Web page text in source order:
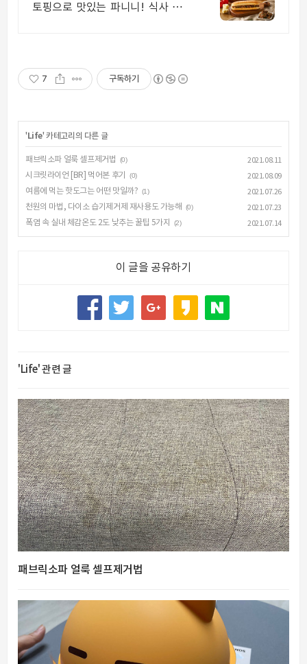
토핑으로 맛있는 파니니! 식사 대용
7 구독하기
'Life' 카테고리의 다른 글
패브릭소파 얼룩 셀프제거법 (0)
2021.08.11
시크릿라이언 [BR] 먹어본 후기
(0)
2021.08.09
여름에 먹는 핫도그는 어떤 맛일까? (1)
2021.07.26
천원의 마법, 다이소 습기제거제 재사용도 가능해
(0)
2021.07.23
폭염 속 실내 체감온도 2도 낮추는 꿀팁 5가지
(2) 2021.07.14
이 글을 공유하기
'Life' 관련 글
패브릭소파 얼룩 셀프제거법